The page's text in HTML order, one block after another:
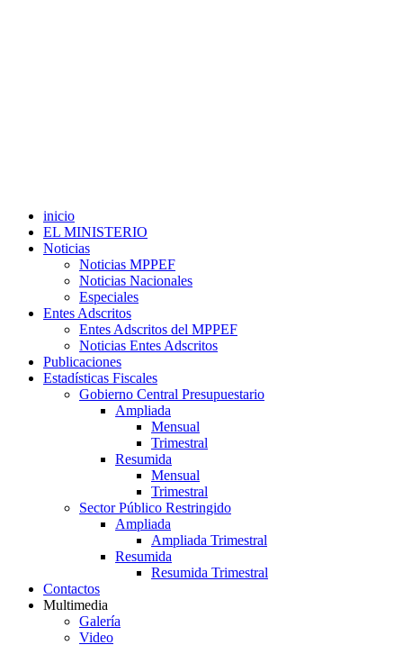
inicio
EL MINISTERIO
Noticias
Noticias MPPEF
Noticias Nacionales
Especiales
Entes Adscritos
Entes Adscritos del MPPEF
Noticias Entes Adscritos
Publicaciones
Estadísticas Fiscales
Gobierno Central Presupuestario
Ampliada
Mensual
Trimestral
Resumida
Mensual
Trimestral
Sector Público Restringido
Ampliada
Ampliada Trimestral
Resumida
Resumida Trimestral
Contactos
Multimedia
Galería
Video